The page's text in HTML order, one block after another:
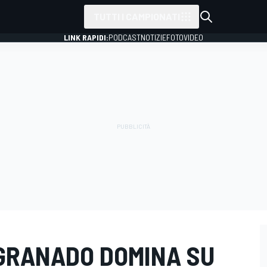
LINK RAPIDI:PODCASTNOTIZIEFOTOVIDEO
DOMINA SU